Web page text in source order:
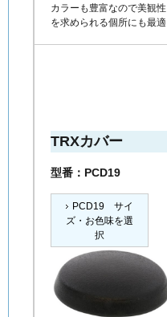
カラーも豊富なので美観性
を求められる個所にも最適
TRXカバー
型番：PCD19
PCD19 サイ
ズ・お色味を選
択